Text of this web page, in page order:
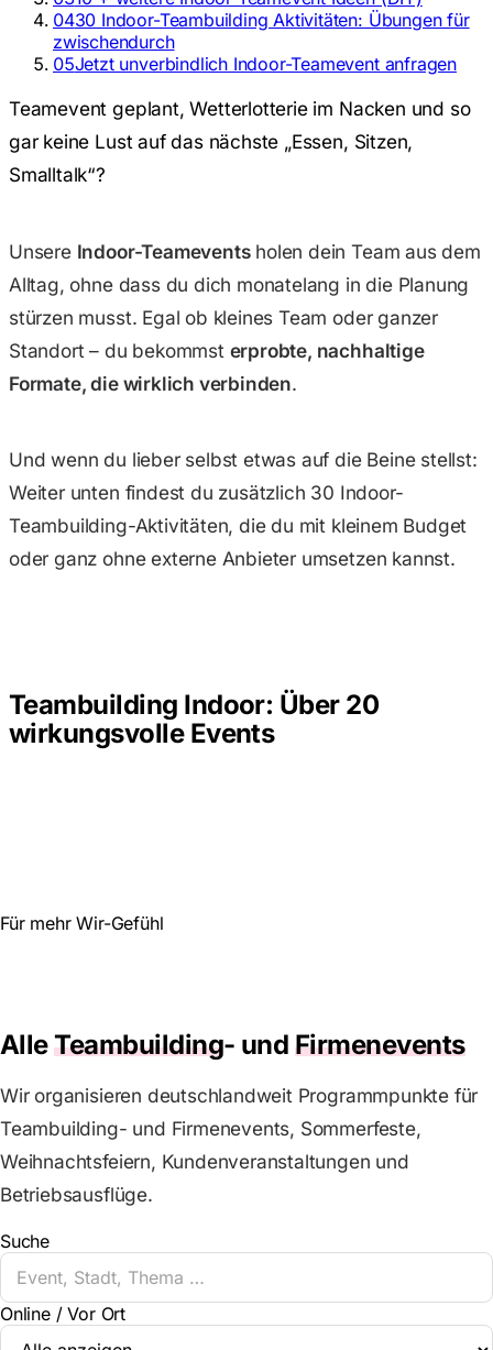
0430 Indoor-Teambuilding Aktivitäten: Übungen für
zwischendurch
05Jetzt unverbindlich Indoor-Teamevent anfragen
Teamevent geplant, Wetterlotterie im Nacken und so
gar keine Lust auf das nächste „Essen, Sitzen,
Smalltalk“?
Unsere Indoor-Teameventsholen dein Team aus dem
Alltag, ohne dass du dich monatelang in die Planung
stürzen musst. Egal ob kleines Team oder ganzer
Standort – du bekommst erprobte, nachhaltige
Formate, die wirklich verbinden.
Und wenn du lieber selbst etwas auf die Beine stellst:
Weiter unten findest du zusätzlich 30 Indoor-
Teambuilding-Aktivitäten, die du mit kleinem Budget
oder ganz ohne externe Anbieter umsetzen kannst.
Teambuilding Indoor: Über 20
wirkungsvolle Events
Für mehr Wir-Gefühl
AlleTeambuilding- und Firmenevents
Wir organisieren deutschlandweit Programmpunkte für
Teambuilding- und Firmenevents, Sommerfeste,
Weihnachtsfeiern, Kundenveranstaltungen und
Betriebsausflüge.
Suche
Online / Vor Ort